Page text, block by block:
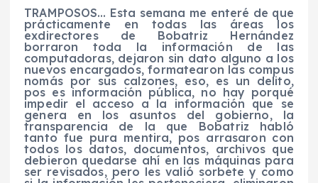
TRAMPOSOS… Esta semana me enteré de que
prácticamente en todas las áreas los
exdirectores de Bobatriz Hernández
borraron toda la información de las
computadoras, dejaron sin dato alguno a los
nuevos encargados, formatearon las compus
nomás por sus calzones, eso, es un delito,
pos es información pública, no hay porqué
impedir el acceso a la información que se
genera en los asuntos del gobierno, la
transparencia de la que Bobatriz habló
tanto fue pura mentira, pos arrasaron con
todos los datos, documentos, archivos que
debieron quedarse ahí en las máquinas para
ser revisados, pero les valió sorbete y como